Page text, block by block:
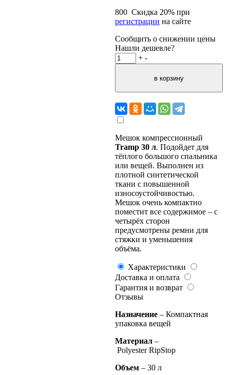
800 Скидка 20% при
регистрации на сайте
Сообщить о снижении цены
Нашли дешевле?
+ -
Мешок компрессионный
Tramp 30 л. Подойдет для
тёплого большого спальника
или вещей. Выполнен из
плотной синтетической
ткани с повышенной
износоустойчивостью.
Мешок очень компактно
поместит все содержимое – с
четырёх сторон
предусмотрены ремни для
стяжки и уменьшения
объёма.
Характеристики
Доставка и оплата
Гарантия и возврат
Отзывы
Назначение – Компактная
упаковка вещей
Материал –
Polyester RipStop
Объем – 30 л